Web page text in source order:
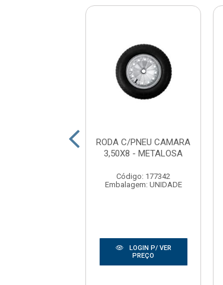
RODA C/PNEU CAMARA
3,50X8 - METALOSA
Código: 177342
Embalagem: UNIDADE
LOGIN P/ VER
PREÇO